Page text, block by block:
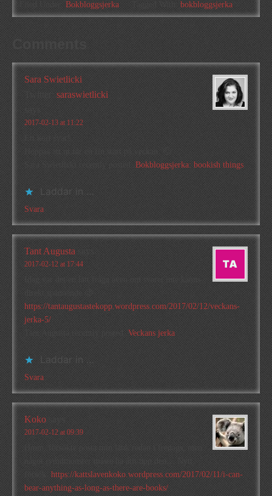
Bokbloggsjerka Tagged With: bokbloggsjerka
Sara Swietlicki
saraswietlicki
2017-02-13 at 11:22
Ett kort svar!
Bokbloggsjerka: bookish things
Laddar in …
Svara
Tant Augusta
2017-02-12 at 17:44
https://tantaugustastekopp.wordpress.com/2017/02/12/veckans-
jerka-5/
Tant Augusta recently posted.. Veckans jerka
Laddar in …
Svara
Koko
2017-02-12 at 09:39
Hmm, försökte posta min länk redan i fredags, men
något rymdmonster måste ha ätit upp den… Nytt
https://kattslavenkoko.wordpress.com/2017/02/11/i-can-
bear-anything-as-long-as-there-are-books/